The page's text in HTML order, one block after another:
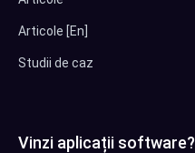
Articole [En]
Studii de caz
Vinzi aplicații software?